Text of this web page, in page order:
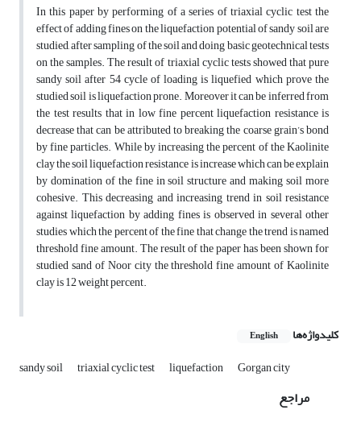
In this paper by performing of a series of triaxial cyclic test the
effect of adding fines on the liquefaction potential of sandy soil are
studied, after sampling of the soil and doing basic geotechnical tests
on the samples. The result of triaxial cyclic tests showed that pure
sandy soil after 54 cycle of loading is liquefied which prove the
studied soil is liquefaction prone. Moreover it can be inferred from
the test results that in low fine percent liquefaction resistance is
decrease that can be attributed to breaking the coarse grain’s bond
by fine particles. While by increasing the percent of the Kaolinite
clay the soil liquefaction resistance is increase which can be explain
by domination of the fine in soil structure and making soil more
cohesive. This decreasing and increasing trend in soil resistance
against liquefaction by adding fines is observed in several other
studies which the percent of the fine that change the trend is named
threshold fine amount. The result of the paper has been shown for
studied sand of Noor city the threshold fine amount of Kaolinite
clay is 12 weight percent.
کلیدواژه‌ها English
sandy soil triaxial cyclic test liquefaction Gorgan city
مراجع